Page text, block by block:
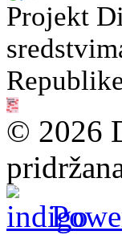
Projekt
© 2026